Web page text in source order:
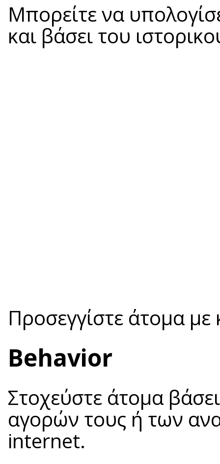
Μπορείτε να
και βάσει του
Προσεγγίστε άτομα
Behavior
Στοχεύστε άτομα
αγορών τους ή των
internet.